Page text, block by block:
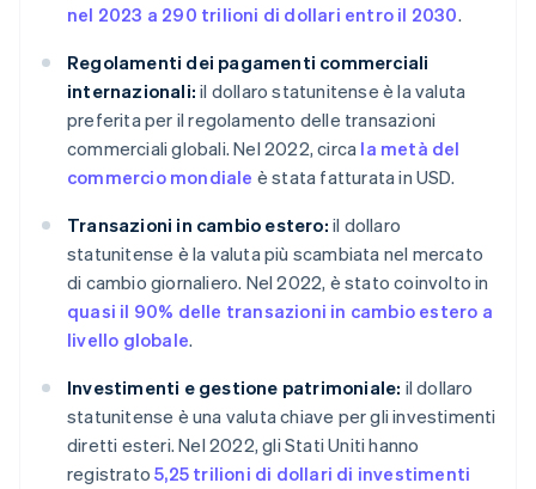
nel 2023 a 290 trilioni di dollari entro il 2030.
Regolamenti dei pagamenti commerciali
internazionali: il dollaro statunitense è la valuta
preferita per il regolamento delle transazioni
commerciali globali. Nel 2022, circa la metà del
commercio mondiale è stata fatturata in USD.
Transazioni in cambio estero: il dollaro
statunitense è la valuta più scambiata nel mercato
di cambio giornaliero. Nel 2022, è stato coinvolto in
quasi il 90% delle transazioni in cambio estero a
livello globale.
Investimenti e gestione patrimoniale: il dollaro
statunitense è una valuta chiave per gli investimenti
diretti esteri. Nel 2022, gli Stati Uniti hanno
registrato5,25 trilioni di dollari di investimenti